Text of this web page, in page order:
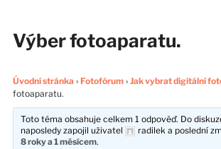
Výber fotoaparatu.
Úvodní stránka › Fotofórum › Jak vybrat digitální
fotoaparatu.
Toto téma obsahuje celkem 1 odpověď. Do
naposledy zapojil uživatel
radilek a poslední
8 roky a 1 měsícem.